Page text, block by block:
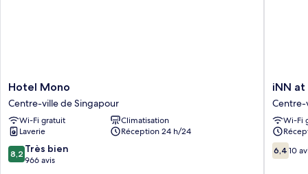
Hotel
Mono
Centre-
ville
de
Singapour
Hotel Mono
Centre-ville de Singapour
Wi-Fi gratuit
Climatisation
Laverie
Réception 24 h/24
8.2
sur
8,2 Très bien
966 avis
iNN
at
Temple
St
by
Q
Loft
iNN
Centre-
Wi-Fi
6.4
sur
6,4 10